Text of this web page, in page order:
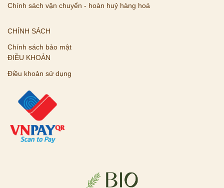
Chính sách vận chuyển - hoàn huỷ hàng hoá
CHÍNH SÁCH
Chính sách bảo mật
ĐIỀU KHOẢN
Điều khoản sử dụng